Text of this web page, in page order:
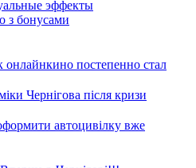
з бонусами
онлайнкино постепенно стал
Чернігова після кризи
автоцивілку вже